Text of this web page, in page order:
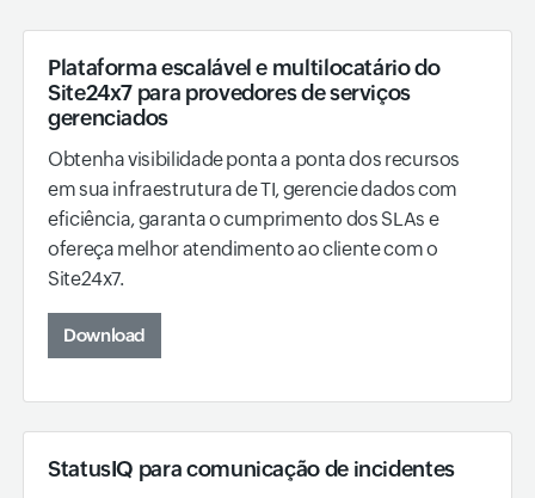
Plataforma escalável e multilocatário do
Site24x7 para provedores de serviços
gerenciados
Obtenha visibilidade ponta a ponta dos recursos
em sua infraestrutura de TI, gerencie dados com
eficiência, garanta o cumprimento dos SLAs e
ofereça melhor atendimento ao cliente com o
Site24x7.
Download
StatusIQ para comunicação de incidentes